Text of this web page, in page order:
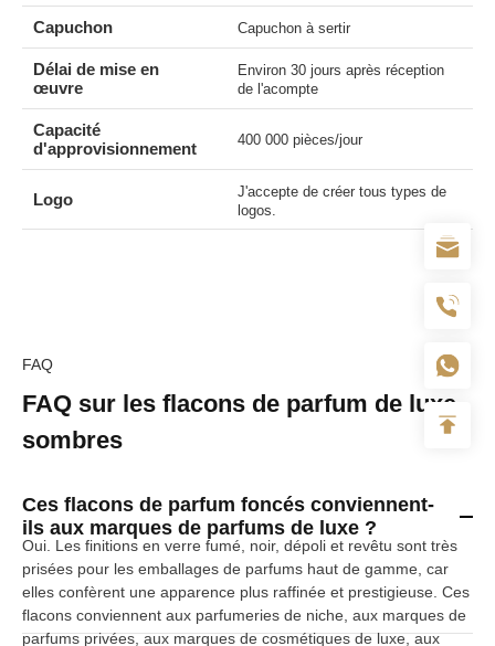
Capuchon Capuchon à sertir
Délai de mise en
œuvre
Environ 30 jours après réception
de l'acompte
Capacité
d'approvisionnement
J'accepte de créer tous types de
logos.
FAQ sur les flacons de parfum de luxe
sombres
Ces flacons de parfum foncés conviennent-
ils aux marques de parfums de luxe ?
Oui. Les finitions en verre fumé, noir, dépoli et revêtu sont très
prisées pour les emballages de parfums haut de gamme, car
elles confèrent une apparence plus raffinée et prestigieuse. Ces
flacons conviennent aux parfumeries de niche, aux marques de